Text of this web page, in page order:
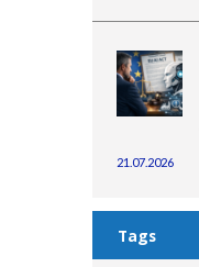
21.07.2026
Tags